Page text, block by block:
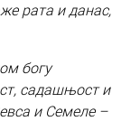
рата и данас,
богу
садашњост и
и Семеле –